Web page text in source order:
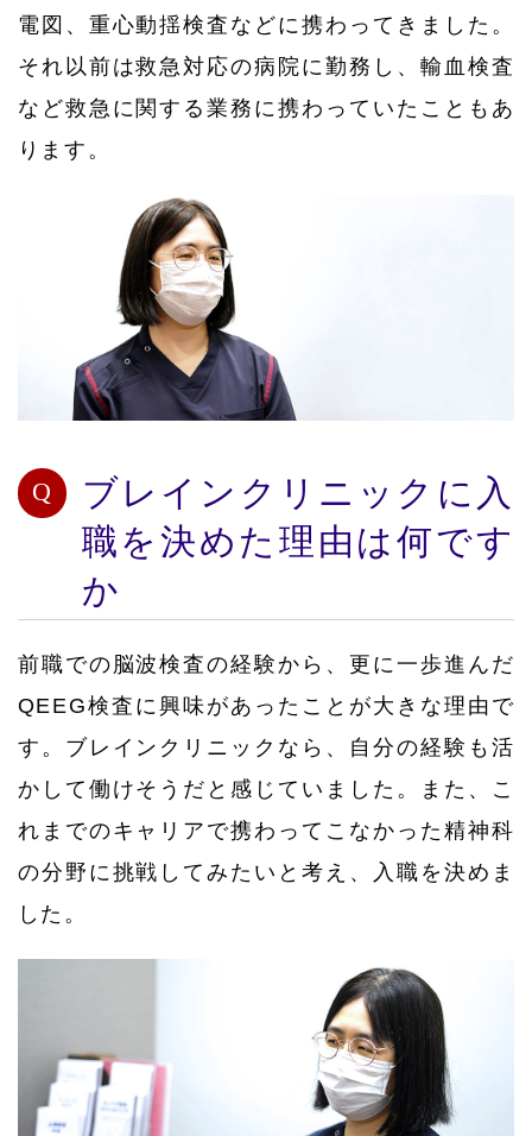
電図、重心動揺検査などに携わってきました。
それ以前は救急対応の病院に勤務し、輸血検査
など救急に関する業務に携わっていたこともあ
ります。
ブレインクリニックに入
職を決めた理由は何です
か
前職での脳波検査の経験から、更に一歩進んだ
QEEG検査に興味があったことが大きな理由で
す。ブレインクリニックなら、自分の経験も活
かして働けそうだと感じていました。また、こ
れまでのキャリアで携わってこなかった精神科
の分野に挑戦してみたいと考え、入職を決めま
した。